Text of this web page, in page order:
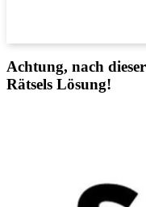
Achtung, nach
Rätsels Lösung!